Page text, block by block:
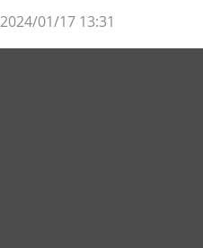
2024/01/17 13:31